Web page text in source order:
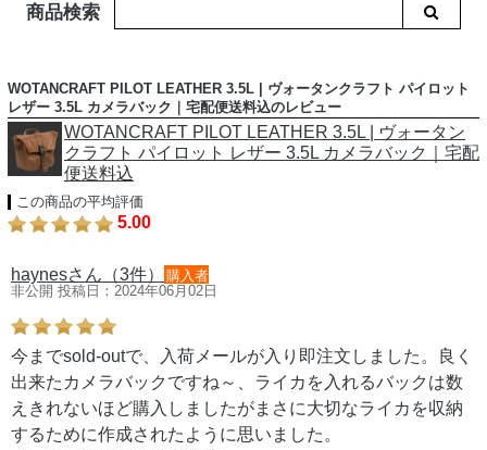
商品検索
WOTANCRAFT PILOT LEATHER 3.5L | ヴォータンクラフト パイロット
レザー 3.5L カメラバック｜宅配便送料込のレビュー
WOTANCRAFT PILOT LEATHER 3.5L | ヴォータン
クラフト パイロット レザー 3.5L カメラバック｜宅配
便送料込
この商品の平均評価
5.00
haynesさん（3件）
購入者
非公開 投稿日：2024年06月02日
今までsold-outで、入荷メールが入り即注文しました。良く
出来たカメラバックですね～、ライカを入れるバックは数
えきれないほど購入しましたがまさに大切なライカを収納
するために作成されたように思いました。